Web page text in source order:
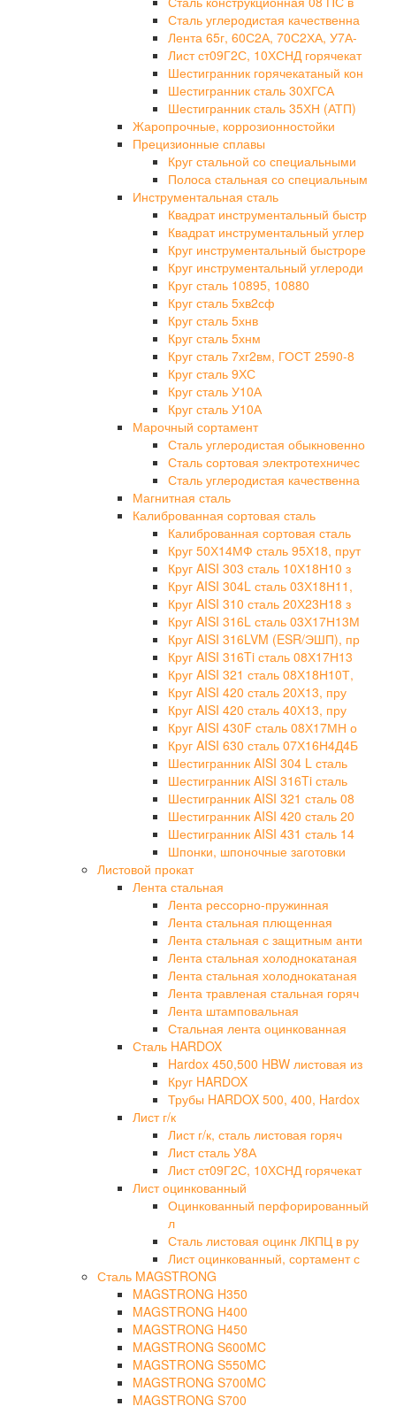
Сталь углеродистая качественна
Лента 65г, 60С2А, 70С2ХА, У7А-
Лист ст09Г2С, 10ХСНД горячекат
Шестигранник горячекатаный кон
Шестигранник сталь 30ХГСА
Шестигранник сталь 35ХН (АТП)
Жаропрочные, коррозионностойки
Прецизионные сплавы
Круг стальной со специальными
Полоса стальная со специальным
Инструментальная сталь
Квадрат инструментальный быстр
Квадрат инструментальный углер
Круг инструментальный быстроре
Круг инструментальный углероди
Круг сталь 10895, 10880
Круг сталь 5хв2сф
Круг сталь 5хнв
Круг сталь 5хнм
Круг сталь 7хг2вм, ГОСТ 2590-8
Круг сталь 9ХС
Круг сталь У10А
Круг сталь У10А
Марочный сортамент
Сталь углеродистая обыкновенно
Сталь сортовая электротехничес
Сталь углеродистая качественна
Магнитная сталь
Калиброванная сортовая сталь
Калиброванная сортовая сталь
Круг 50Х14МФ сталь 95Х18, прут
Круг AISI 303 сталь 10Х18Н10 з
Круг AISI 304L сталь 03Х18Н11,
Круг AISI 310 сталь 20Х23Н18 з
Круг AISI 316L сталь 03Х17Н13М
Круг AISI 316LVM (ESR/ЭШП), пр
Круг AISI 316Ti сталь 08Х17Н13
Круг AISI 321 сталь 08Х18Н10Т,
Круг AISI 420 сталь 20Х13, пру
Круг AISI 420 сталь 40Х13, пру
Круг AISI 430F сталь 08Х17МН о
Круг AISI 630 сталь 07Х16Н4Д4Б
Шестигранник AISI 304 L сталь
Шестигранник AISI 316Ti сталь
Шестигранник AISI 321 сталь 08
Шестигранник AISI 420 сталь 20
Шестигранник AISI 431 сталь 14
Шпонки, шпоночные заготовки
Листовой прокат
Лента стальная
Лента рессорно-пружинная
Лента стальная плющенная
Лента стальная с защитным анти
Лента стальная холоднокатаная
Лента стальная холоднокатаная
Лента травленая стальная горяч
Лента штамповальная
Стальная лента оцинкованная
Сталь HARDOX
Hardox 450,500 HBW листовая из
Круг HARDOX
Трубы HARDOX 500, 400, Hardox
Лист г/к
Лист г/к, сталь листовая горяч
Лист сталь У8А
Лист ст09Г2С, 10ХСНД горячекат
Лист оцинкованный
Оцинкованный перфорированный
л
Сталь листовая оцинк ЛКПЦ в ру
Лист оцинкованный, сортамент с
Сталь MAGSTRONG
MAGSTRONG H350
MAGSTRONG H400
MAGSTRONG H450
MAGSTRONG S600MC
MAGSTRONG S550MC
MAGSTRONG S700MC
MAGSTRONG S700